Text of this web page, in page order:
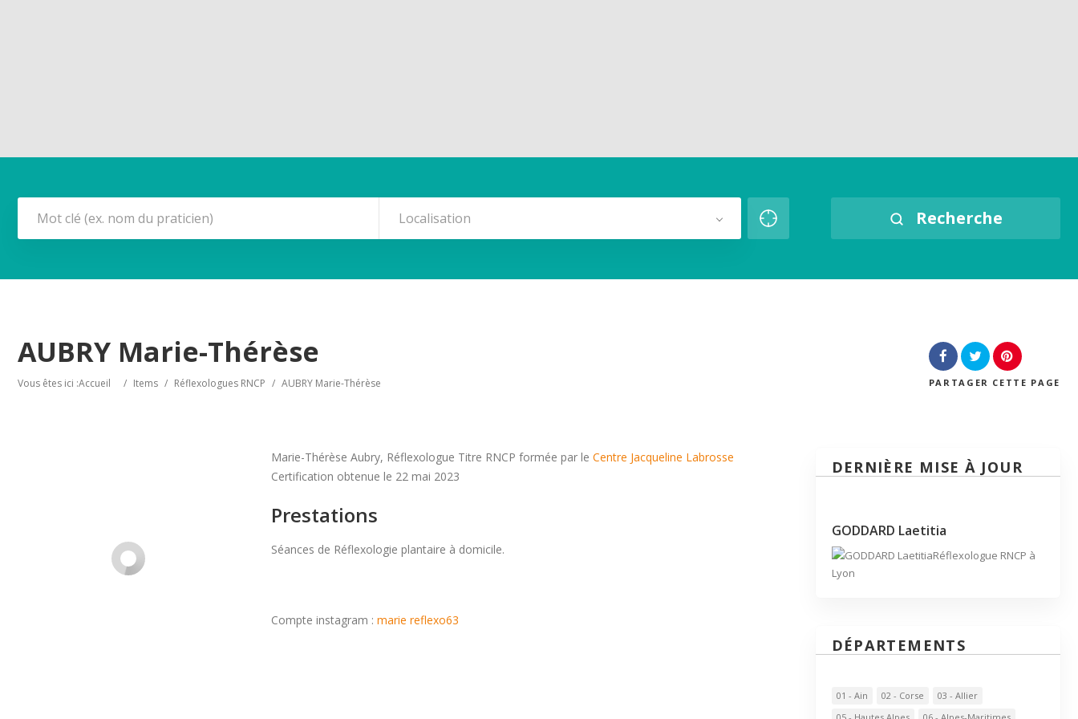
Localisation Recherche
AUBRY Marie-Thérèse
Vous êtes ici :Accueil / Items / Réflexologues RNCP / AUBRY Marie-Thérèse PARTAGER CETTE PAGE
Marie-Thérèse Aubry, Réflexologue Titre RNCP formée par le Centre Jacqueline Labrosse
Certification obtenue le 22 mai 2023
Prestations
Séances de Réflexologie plantaire à domicile.
Compte instagram : marie reflexo63
DERNIÈRE MISE À JOUR
GODDARD Laetitia
Réflexologue RNCP à
Lyon
DÉPARTEMENTS
01 - Ain 02 - Corse
03 - Allier